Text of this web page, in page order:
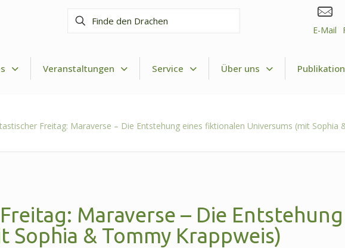
Finde
E-Mail
Veranstaltungen Service Über uns
Freitag: Maraverse – Die Entstehung eines fiktionalen Universums (mit Sophia
Maraverse – Die
Sophia & Tommy Krappweis)